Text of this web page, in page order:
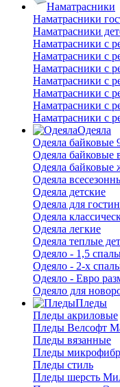
Наматрасники
Наматрасники
Наматрасники
Наматрасники с
Наматрасники с
Наматрасники с
Наматрасники с
Наматрасники с
Наматрасники с
Наматрасники с
Одеяла
Одеяла байковые
Одеяла байковые
Одеяла байковые
Одеяла
Одеяла детские
Одеяла для
Одеяла
Одеяла легкие
Одеяла теплые
Одеяло - 1,5
Одеяло - 2-х
Одеяло - Евро
Одеяло для
Пледы
Пледы акриловые
Пледы Велсофт
Пледы вязанные
Пледы
Пледы стиль
Пледы шерсть